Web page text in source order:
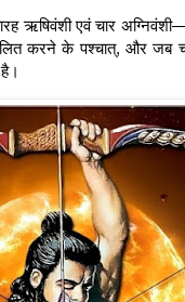
ऋषिवंशी एवं चार
करने के पश्चात्, और